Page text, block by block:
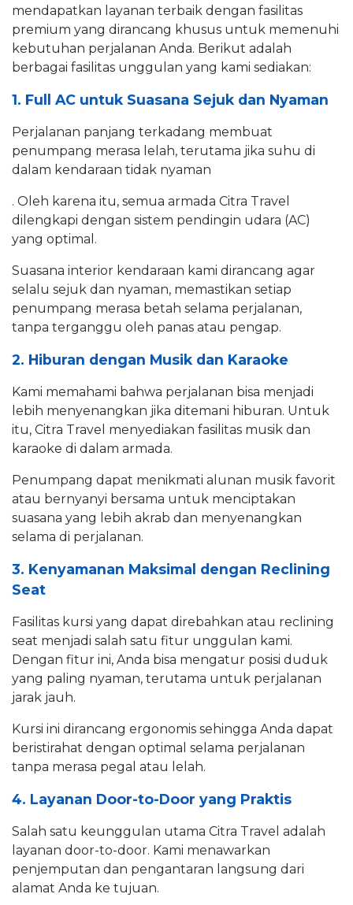
mendapatkan layanan terbaik dengan fasilitas
premium yang dirancang khusus untuk memenuhi
kebutuhan perjalanan Anda. Berikut adalah
berbagai fasilitas unggulan yang kami sediakan:
1. Full AC untuk Suasana Sejuk dan Nyaman
Perjalanan panjang terkadang membuat
penumpang merasa lelah, terutama jika suhu di
dalam kendaraan tidak nyaman
. Oleh karena itu, semua armada Citra Travel
dilengkapi dengan sistem pendingin udara (AC)
yang optimal.
Suasana interior kendaraan kami dirancang agar
selalu sejuk dan nyaman, memastikan setiap
penumpang merasa betah selama perjalanan,
tanpa terganggu oleh panas atau pengap.
2. Hiburan dengan Musik dan Karaoke
Kami memahami bahwa perjalanan bisa menjadi
lebih menyenangkan jika ditemani hiburan. Untuk
itu, Citra Travel menyediakan fasilitas musik dan
karaoke di dalam armada.
Penumpang dapat menikmati alunan musik favorit
atau bernyanyi bersama untuk menciptakan
suasana yang lebih akrab dan menyenangkan
selama di perjalanan.
3. Kenyamanan Maksimal dengan Reclining
Seat
Fasilitas kursi yang dapat direbahkan atau reclining
seat menjadi salah satu fitur unggulan kami.
Dengan fitur ini, Anda bisa mengatur posisi duduk
yang paling nyaman, terutama untuk perjalanan
jarak jauh.
Kursi ini dirancang ergonomis sehingga Anda dapat
beristirahat dengan optimal selama perjalanan
tanpa merasa pegal atau lelah.
4. Layanan Door-to-Door yang Praktis
Salah satu keunggulan utama Citra Travel adalah
layanan door-to-door. Kami menawarkan
penjemputan dan pengantaran langsung dari
alamat Anda ke tujuan.